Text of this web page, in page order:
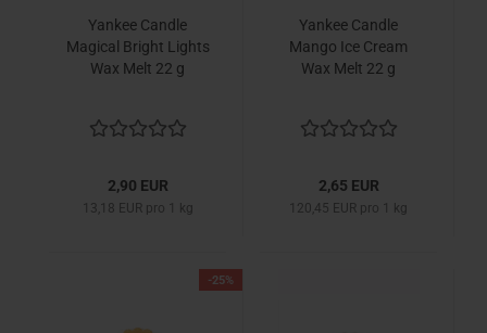
Yankee Candle
Magical Bright Lights
Wax Melt 22 g
2,90 EUR
13,18 EUR pro 1 kg
Yankee Candle
Mango Ice Cream
Wax Melt 22 g
2,65 EUR
120,45 EUR pro 1 kg
-25%